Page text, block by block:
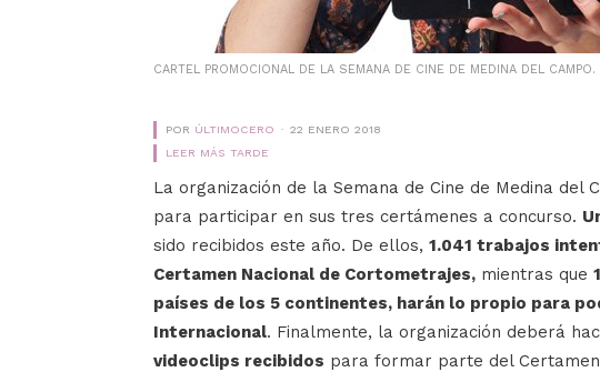
CARTEL PROMOCIONAL DE LA SEMANA DE CINE DE MEDINA DEL CAMPO.
POR ÚLTIMOCERO
22 ENERO 2018
LEER MÁS TARDE
La organización de la Semana de Cine de Medina del
para participar en sus tres certámenes a concurso.
sido recibidos este año. De ellos, 1.041 trabajos
Certamen Nacional de Cortometrajes, mientras que
países de los 5 continentes, harán lo propio para
Internacional. Finalmente, la organización deberá
videoclips recibidos para formar parte del